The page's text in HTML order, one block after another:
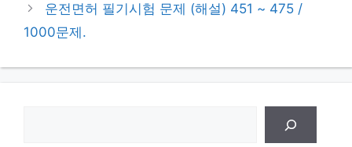
운전면허 필기시험 문제 (해설) 451 ~ 475 /
1000문제.